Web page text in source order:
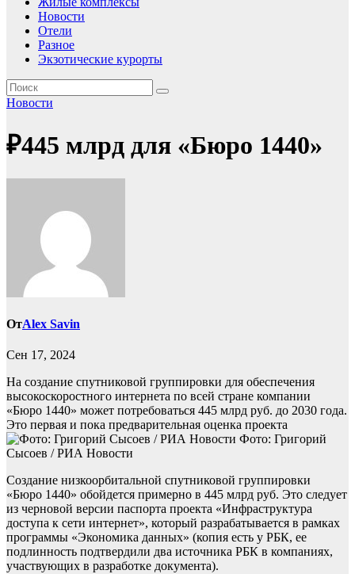
Новости
Отели
Разное
Экзотические курорты
Новости
₽445 млрд для «Бюро 1440»
ОтAlex Savin
Сен 17, 2024
На создание спутниковой группировки для обеспечения
высокоскоростного интернета по всей стране компании
«Бюро 1440» может потребоваться 445 млрд руб. до 2030 года.
Это первая и пока предварительная оценка проекта
Фото: Григорий
Сысоев / РИА Новости
Создание низкоорбитальной спутниковой группировки
«Бюро 1440» обойдется примерно в 445 млрд руб. Это следует
из черновой версии паспорта проекта «Инфраструктура
доступа к сети интернет», который разрабатывается в рамках
программы «Экономика данных» (копия есть у РБК, ее
подлинность подтвердили два источника РБК в компаниях,
участвующих в разработке документа).